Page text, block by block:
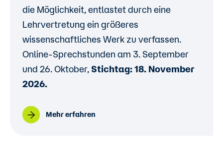
die Möglichkeit, entlastet durch eine
Lehrvertretung ein größeres
wissenschaftliches Werk zu verfassen.
Online-Sprechstunden am 3. September
und 26. Oktober, Stichtag: 18. November
2026.
Mehr erfahren